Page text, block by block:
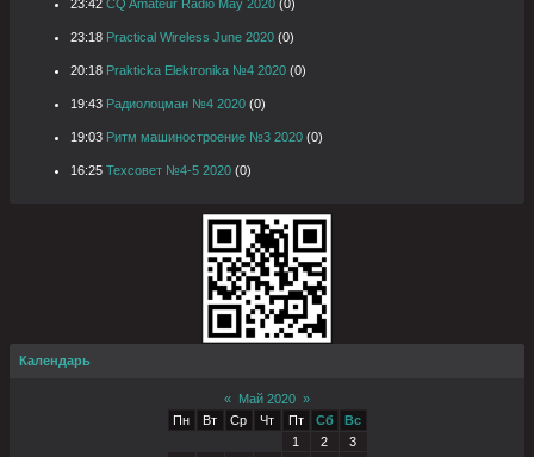
23:42 CQ Amateur Radio May 2020 (0)
23:18 Practical Wireless June 2020 (0)
20:18 Prakticka Elektronika №4 2020 (0)
19:43 Радиолоцман №4 2020 (0)
19:03 Ритм машиностроение №3 2020 (0)
16:25 Техсовет №4-5 2020 (0)
Календарь
« Май 2020 »
Пн
Вт Ср Чт Пт Сб
Вс
1
2
3